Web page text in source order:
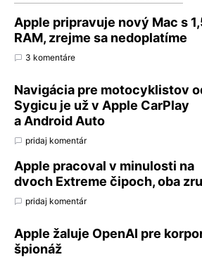
Apple pripravuje nový Mac s
RAM, zrejme sa nedoplatíme
3 komentáre
Navigácia pre motocyklistov
Sygicu je už v Apple CarPlay
a Android Auto
pridaj komentár
Apple pracoval v minulosti na
dvoch Extreme čipoch, oba
pridaj komentár
Apple žaluje OpenAI pre
špionáž